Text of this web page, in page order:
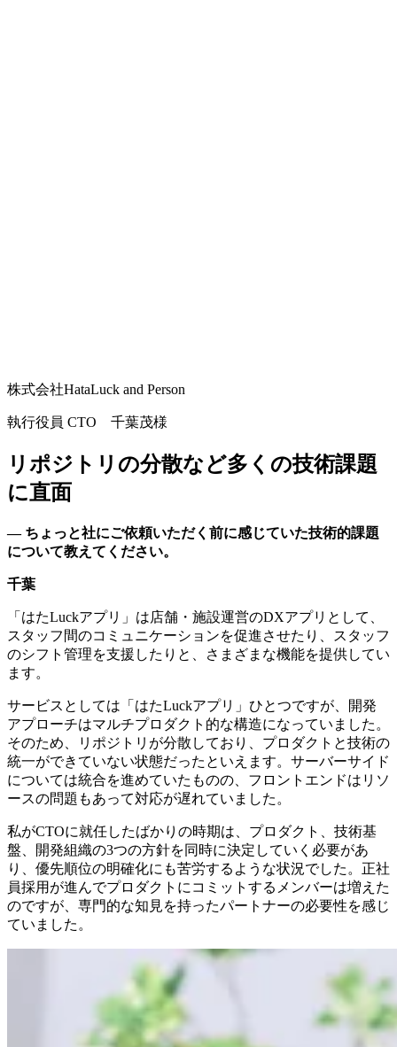
株式会社HataLuck and Person
執行役員 CTO 千葉茂様
リポジトリの分散など多くの技術課題
に直面
— ちょっと社にご依頼いただく前に感じていた技術的課題
について教えてください。
千葉
「はたLuckアプリ」は店舗・施設運営のDXアプリとして、
スタッフ間のコミュニケーションを促進させたり、スタッフ
のシフト管理を支援したりと、さまざまな機能を提供してい
ます。
サービスとしては「はたLuckアプリ」ひとつですが、開発
アプローチはマルチプロダクト的な構造になっていました。
そのため、リポジトリが分散しており、プロダクトと技術の
統一ができていない状態だったといえます。サーバーサイド
については統合を進めていたものの、フロントエンドはリソ
ースの問題もあって対応が遅れていました。
私がCTOに就任したばかりの時期は、プロダクト、技術基
盤、開発組織の3つの方針を同時に決定していく必要があ
り、優先順位の明確化にも苦労するような状況でした。正社
員採用が進んでプロダクトにコミットするメンバーは増えた
のですが、専門的な知見を持ったパートナーの必要性を感じ
ていました。